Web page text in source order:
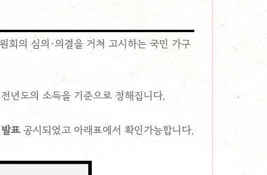
회의 심의·의결을 거쳐 고시하는 국민 가구
년도의 소득을 기준으로 정해집니다.
표공시되었고 아래표에서 확인가능합니다.